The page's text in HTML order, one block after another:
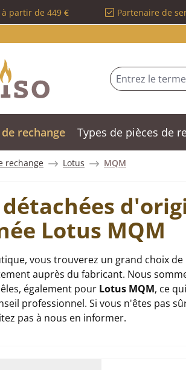
principale
partir de 449 € Partenaire de
de rechange Types de pièces de
rechange Lotus MQM
détachées
Lotus MQM
vous trouverez un grand choix
auprès du fabricant. Nous
également pour Lotus MQM, ce
professionnel. Si vous n'êtes pas
pas à nous en informer.